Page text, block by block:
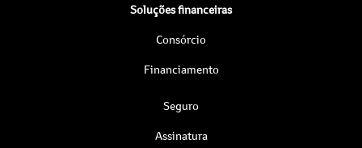
Soluções financeiras
Consórcio
Financiamento
Seguro
Assinatura